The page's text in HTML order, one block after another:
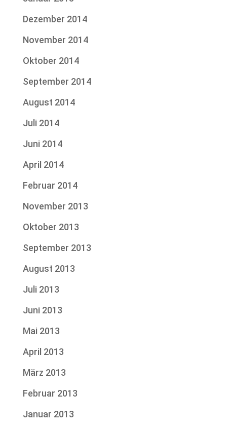
Dezember 2014
November 2014
Oktober 2014
September 2014
August 2014
Juli 2014
Juni 2014
April 2014
Februar 2014
November 2013
Oktober 2013
September 2013
August 2013
Juli 2013
Juni 2013
Mai 2013
April 2013
März 2013
Februar 2013
Januar 2013